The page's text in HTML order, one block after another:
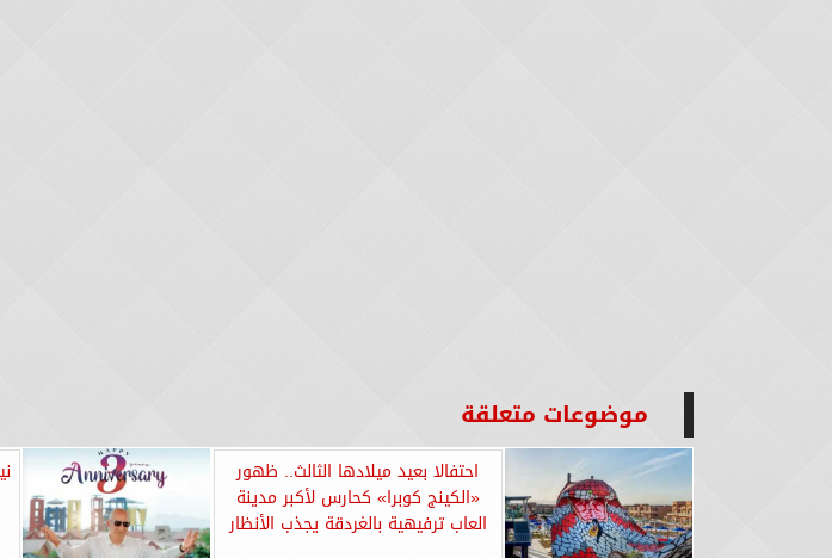
موضوعات متعلقة
احتفالا بعيد ميلادها الثالث.. ظهور
«الكينج كوبرا» كحارس لأكبر مدينة
العاب ترفيهية بالغردقة يجذب الأنظار